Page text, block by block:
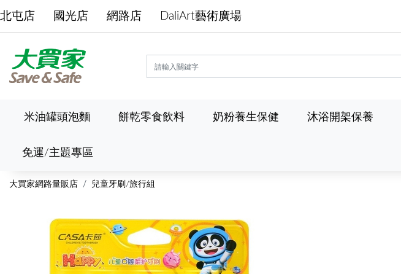
北屯店 國光店 網路店 DaliArt藝術廣場
米油罐頭泡麵 餅乾零食飲料 奶粉養生保健 沐浴開架保養
免運/主題專區
大買家網路量販店 兒童牙刷/旅行組